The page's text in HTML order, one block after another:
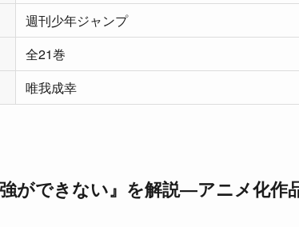
週刊少年ジャンプ
全21巻
唯我成幸
ができない』を解説―アニメ化作